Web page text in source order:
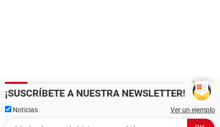
¡SUSCRÍBETE A NUESTRA NEWSLETTER!
Noticias Ver un ejemplo